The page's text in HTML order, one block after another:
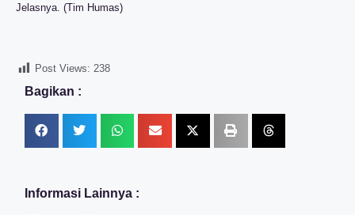
Jelasnya. (Tim Humas)
Post Views: 238
Bagikan :
Informasi Lainnya :